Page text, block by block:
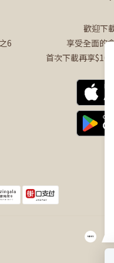
6
歡迎下
享受全面的
首次下載再享